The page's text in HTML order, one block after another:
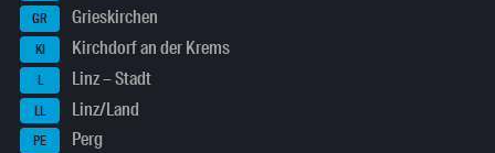
GR Grieskirchen
KI Kirchdorf an der Krems
L Linz – Stadt
LL Linz/Land
PE Perg